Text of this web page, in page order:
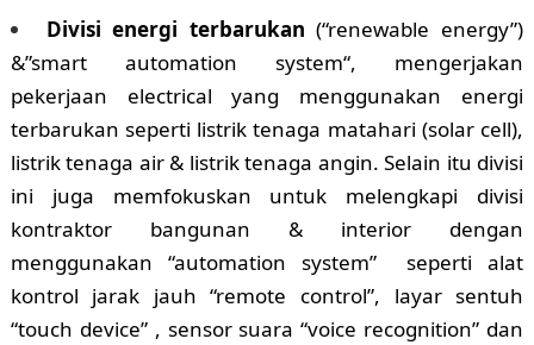
Divisi energi terbarukan (“renewable energy”)
&”smart automation system“, mengerjakan
pekerjaan electrical yang menggunakan energi
terbarukan seperti listrik tenaga matahari (solar cell),
listrik tenaga air & listrik tenaga angin. Selain itu divisi
ini juga memfokuskan untuk melengkapi divisi
kontraktor bangunan & interior dengan
menggunakan “automation system” seperti alat
kontrol jarak jauh “remote control”, layar sentuh
“touch device” , sensor suara “voice recognition” dan